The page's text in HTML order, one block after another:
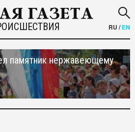
RU /EN
памятник нержавеющему